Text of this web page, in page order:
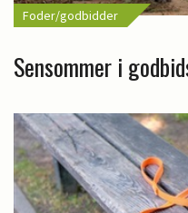
Foder/godbidder
Sensommer i